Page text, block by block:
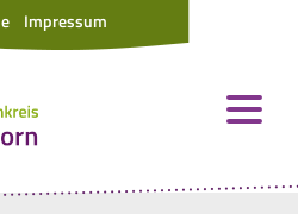
Impressum